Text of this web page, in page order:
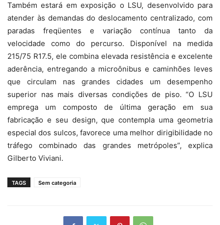
Também estará em exposição o LSU, desenvolvido para
atender às demandas do deslocamento centralizado, com
paradas freqüentes e variação contínua tanto da
velocidade como do percurso. Disponível na medida
215/75 R17.5, ele combina elevada resistência e excelente
aderência, entregando a microônibus e caminhões leves
que circulam nas grandes cidades um desempenho
superior nas mais diversas condições de piso. “O LSU
emprega um composto de última geração em sua
fabricação e seu design, que contempla uma geometria
especial dos sulcos, favorece uma melhor dirigibilidade no
tráfego combinado das grandes metrópoles”, explica
Gilberto Viviani.
TAGS Sem categoria